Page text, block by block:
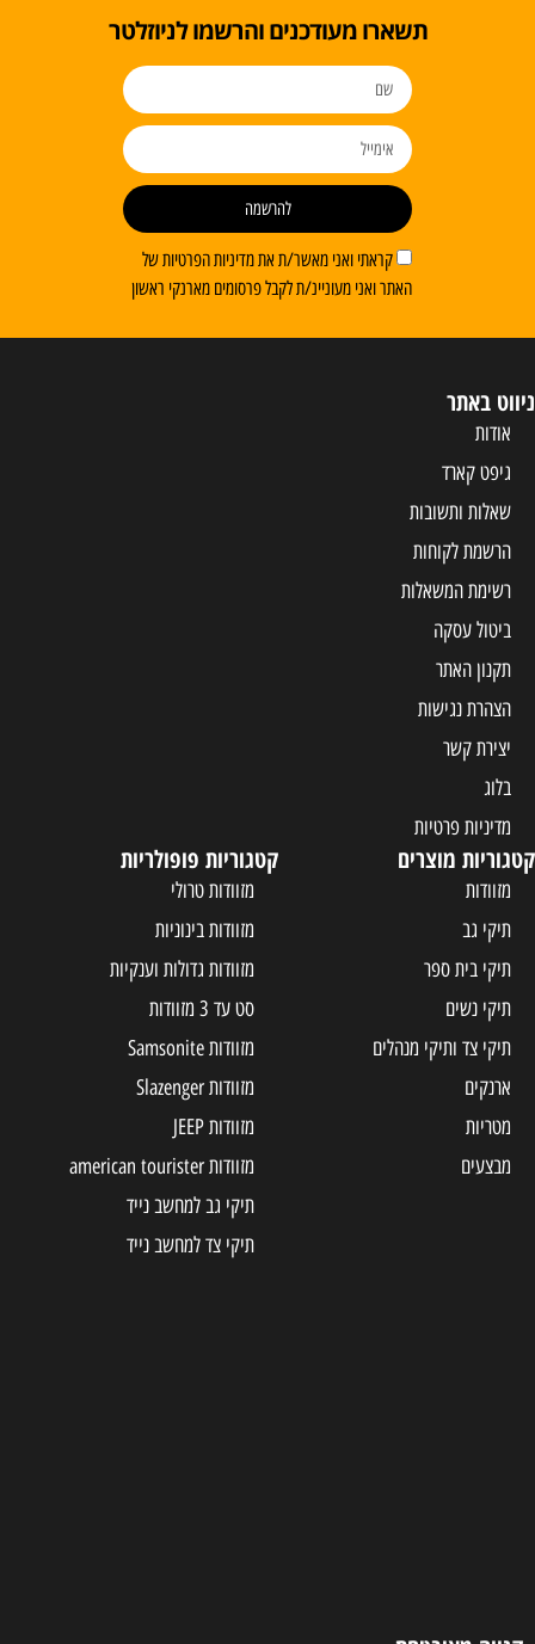
תשארו מעודכנים והרשמו לניוזלטר
קראתי ואני מאשר/ת את מדיניות הפרטיות של
האתר ואני מעוניינ/ת לקבל פרסומים מארנקי ראשון
להרשמה
ניווט באתר
אודות
גיפט קארד
שאלות ותשובות
הרשמת לקוחות
רשימת המשאלות
ביטול עסקה
תקנון האתר
הצהרת נגישות
יצירת קשר
בלוג
מדיניות פרטיות
קטגוריות מוצרים
מזוודות
תיקי גב
תיקי בית ספר
תיקי נשים
תיקי צד ותיקי מנהלים
ארנקים
מטריות
מבצעים
קטגוריות פופולריות
מזוודות טרולי
מזוודות בינוניות
מזוודות גדולות וענקיות
סט עד 3 מזוודות
מזוודות Samsonite
מזוודות Slazenger
מזוודות JEEP
מזוודות american tourister
תיקי גב למחשב נייד
תיקי צד למחשב נייד